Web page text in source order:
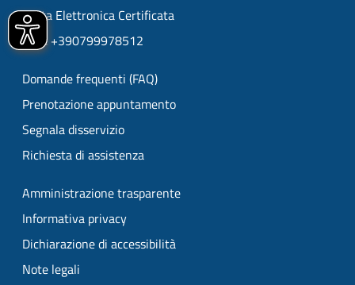
Posta Elettronica Certificata
URP: +390799978512
Domande frequenti (FAQ)
Prenotazione appuntamento
Segnala disservizio
Richiesta di assistenza
Amministrazione trasparente
Informativa privacy
Dichiarazione di accessibilità
Note legali